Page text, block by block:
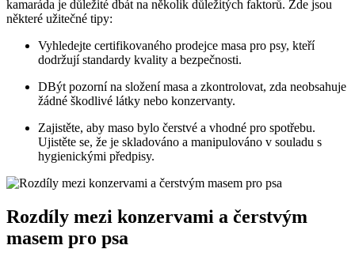
kamaráda je důležité dbát na několik důležitých faktorů. Zde jsou
některé užitečné tipy:
Vyhledejte certifikovaného prodejce masa pro psy, kteří
dodržují standardy kvality a bezpečnosti.
DBýt pozorní na složení masa a zkontrolovat, zda neobsahuje
žádné škodlivé látky nebo konzervanty.
Zajistěte, aby maso bylo čerstvé a vhodné pro spotřebu.
Ujistěte se, že je skladováno a manipulováno v souladu s
hygienickými předpisy.
Rozdíly mezi konzervami a čerstvým
masem pro psa